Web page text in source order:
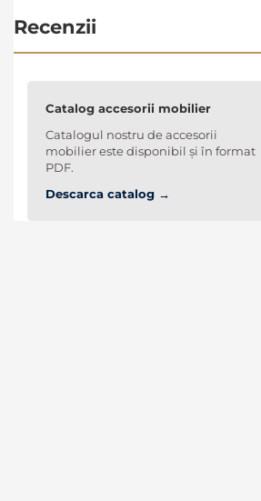
Recenzii
Catalog accesorii mobilier
Catalogul nostru de accesorii
mobilier este disponibil și în format
PDF.
Descarca catalog →